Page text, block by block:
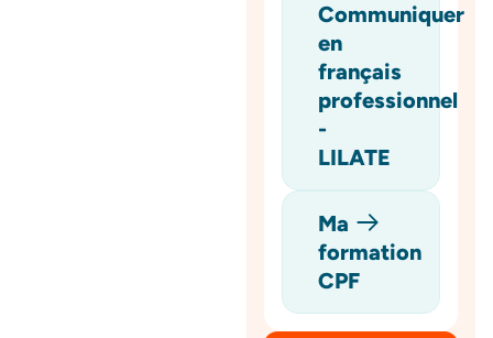
Communiquer
en
français
professionnel
-
LILATE
Ma
formation
CPF